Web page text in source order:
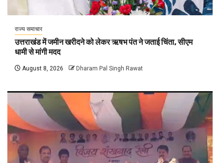
राज्य समाचार
उत्तराखंड में जमीन खरीदने को लेकर ऋषभ पंत ने जताई चिंता, सीएम
धामी से मांगी मदद
August 8, 2026 Dharam Pal Singh Rawat